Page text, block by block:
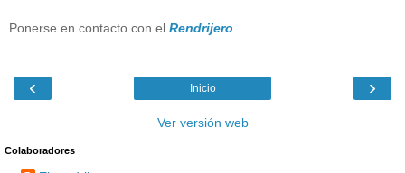
Ponerse en contacto con el Rendrijero
‹ ›
Inicio
Ver versión web
Colaboradores